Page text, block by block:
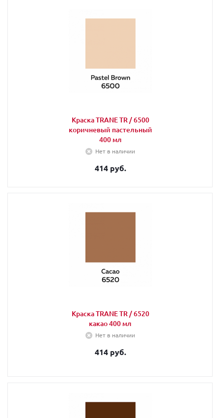
Краска TRANE TR / 6500
коричневый пастельный
400 мл
Нет в наличии
414 руб.
Краска TRANE TR / 6520
какао 400 мл
Нет в наличии
414 руб.